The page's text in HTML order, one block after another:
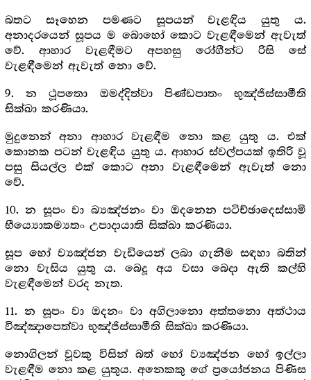
බතට සෑහෙන පමණට සූපයන් වැළඳිය යුතු ය.
අනාදරයෙන් සූපය ම බොහෝ කොට වැළඳීමෙන් ඇවැත්
වේ. ආහාර වැළඳීමට අපහසු රෝගීන්ට රිසි සේ
වැළඳීමෙන් ඇවැත් නො වේ.
9. න ථූපතො ඔමද්දිත්වා පිණ්ඩපාතං භුඤ්ජිස්සාමීති
සික්ඛා කරණියා.
මුදුනෙන් අනා ආහාර වැළඳීම නො කළ යුතු ය. එක්
කොනක පටන් වැළඳිය යුතු ය. ආහාර ස්වල්පයක් ඉතිරි වූ
පසු සියල්ල එක් කොට අනා වැළඳීමෙන් ඇවැත් නො
වේ.
10. න සූපං වා බ්‍යඤ්ජනං වා ඔදනෙන පටිච්ඡාදෙස්සාමි
භීය්‍යොකම්‍යතං උපාදායාති සික්ඛා කරණියා.
සූප හෝ ව්‍යඤ්ජන වැඩියෙන් ලබා ගැනීම සඳහා බතින්
නො වැසිය යුතු ය. බෙදූ අය වසා බෙදා ඇති කල්හි
වැළඳීමෙන් වරද නැත.
11. න සූපං වා ඔදනං වා අගිලානො අත්තනො අත්ථාය
විඤ්ඤාපෙත්වා භුඤ්ජිස්සාමීති සික්ඛා කරණියා.
නොගිලන් වූවකු විසින් බත් හෝ ව්‍යඤ්ජන හෝ ඉල්ලා
වැළඳීම නො කළ යුතුය. අනෙකකු ගේ ප්‍රයෝජනය පිණිස